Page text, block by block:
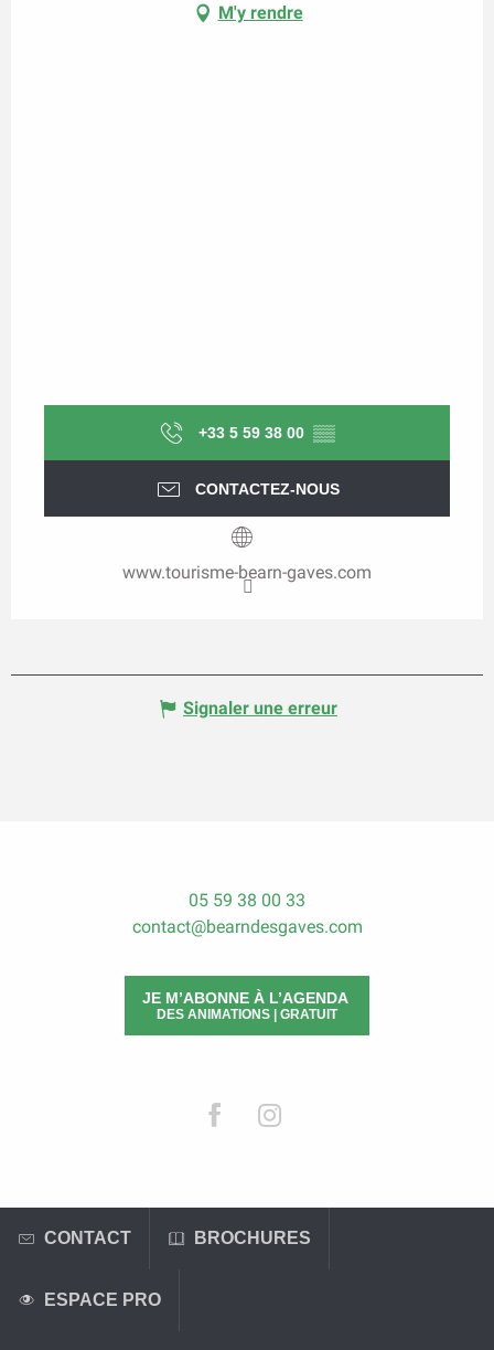
M'y rendre
+33 5 59 38 00 ▒▒
CONTACTEZ-NOUS
www.tourisme-bearn-gaves.com
Signaler une erreur
05 59 38 00 33
contact@bearndesgaves.com
JE M’ABONNE À L’AGENDA
DES ANIMATIONS | GRATUIT
CONTACT BROCHURES
ESPACE PRO